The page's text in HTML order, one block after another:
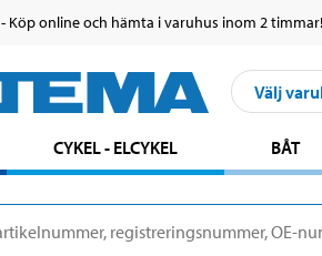
- Köp online och hämta i varuhus inom 2 timmar!
Välj
CYKEL - ELCYKEL BÅT